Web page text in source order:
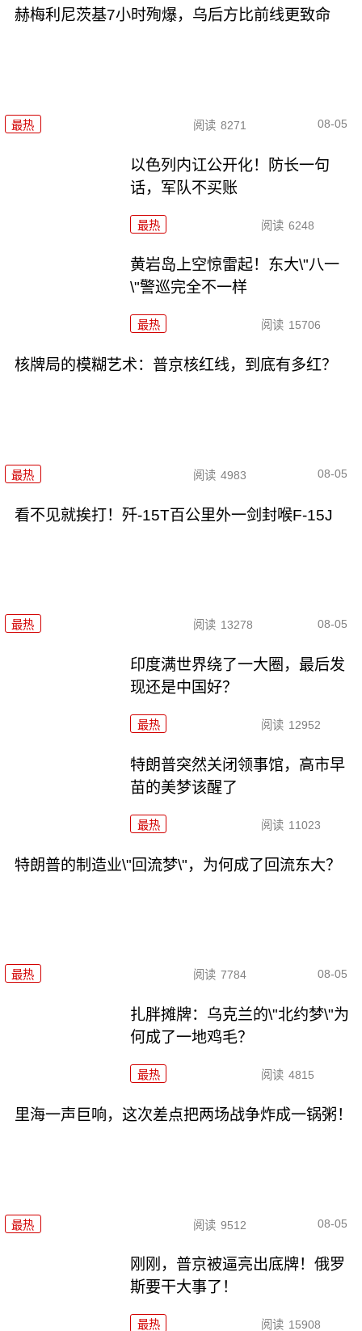
赫梅利尼茨基7小时殉爆，乌后方比前线更致命
最热 阅读 8271 08-05
以色列内讧公开化！防长一句
话，军队不买账
最热 阅读 6248
黄岩岛上空惊雷起！东大\"八一
\"警巡完全不一样
最热 阅读 15706
核牌局的模糊艺术：普京核红线，到底有多红？
最热 阅读 4983 08-05
看不见就挨打！歼-15T百公里外一剑封喉F-15J
最热 阅读 13278 08-05
印度满世界绕了一大圈，最后发
现还是中国好？
最热 阅读 12952
特朗普突然关闭领事馆，高市早
苗的美梦该醒了
最热 阅读 11023
特朗普的制造业\"回流梦\"，为何成了回流东大？
最热 阅读 7784 08-05
扎胖摊牌：乌克兰的\"北约梦\"为
何成了一地鸡毛？
最热 阅读 4815
里海一声巨响，这次差点把两场战争炸成一锅粥！
最热 阅读 9512 08-05
刚刚，普京被逼亮出底牌！俄罗
斯要干大事了！
最热 阅读 15908